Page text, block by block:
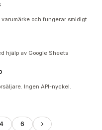
och fungerar smidigt
hjälp av Google Sheets
Ingen API-nyckel.
4 6